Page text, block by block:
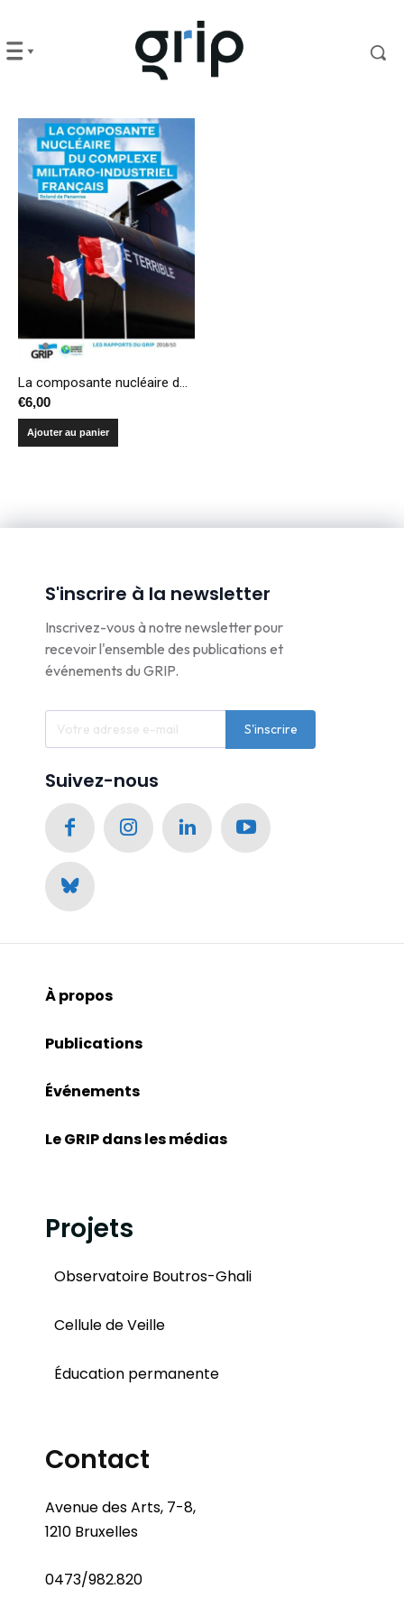
La composante nucléaire du complexe militaro-industriel français
€6,00
Ajouter au panier
S'inscrire à la newsletter
Inscrivez-vous à notre newsletter pour
recevoir l'ensemble des publications et
événements du GRIP.
S'inscrire
Suivez-nous
À propos
Publications
Événements
Le GRIP dans les médias
Projets
Observatoire Boutros-Ghali
Cellule de Veille
Éducation permanente
Contact
Avenue des Arts, 7-8,
1210 Bruxelles
0473/982.820